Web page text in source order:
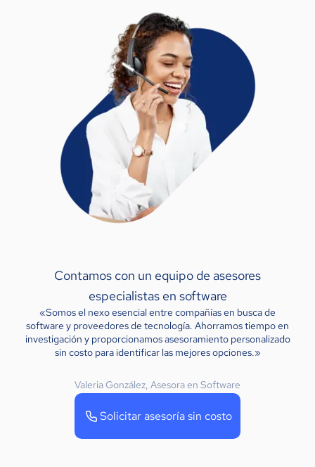
Contamos con un equipo de asesores
especialistas en software
«Somos el nexo esencial entre compañías en busca de
software y proveedores de tecnología. Ahorramos tiempo en
investigación y proporcionamos asesoramiento personalizado
sin costo para identificar las mejores opciones.»
Valeria González, Asesora en Software
Solicitar asesoría sin costo